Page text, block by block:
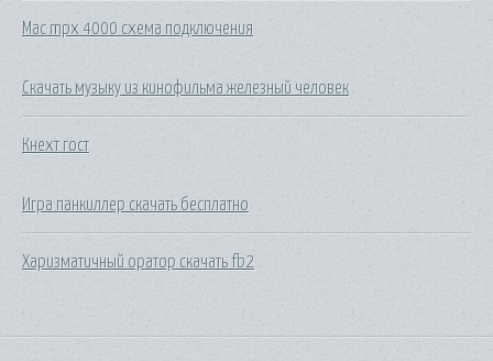
Mac mpx 4000 схема подключения
Скачать музыку из кинофильма железный человек
Кнехт гост
Игра панкиллер скачать бесплатно
Харизматичный оратор скачать fb2